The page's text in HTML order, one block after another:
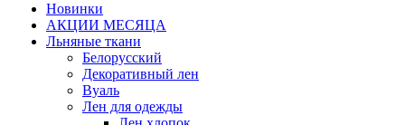
Новинки
АКЦИИ МЕСЯЦА
Льняные ткани
Белорусский
Декоративный лен
Вуаль
Лен для одежды